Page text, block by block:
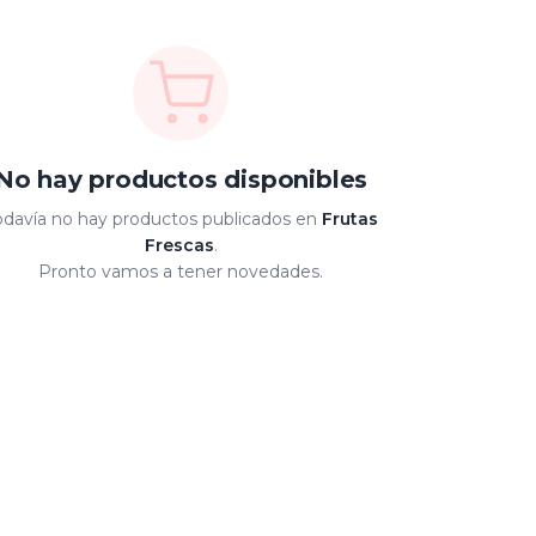
hay productos disponibles
no hay productos publicados en Frutas
Frescas.
Pronto vamos a tener novedades.